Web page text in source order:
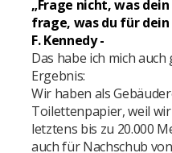
„Frage nicht, was
frage, was du für
F. Kennedy -
Das habe ich mich
Ergebnis:
Wir haben als
Toilettenpapier, weil
letztens bis zu 20.000
auch für Nachschub